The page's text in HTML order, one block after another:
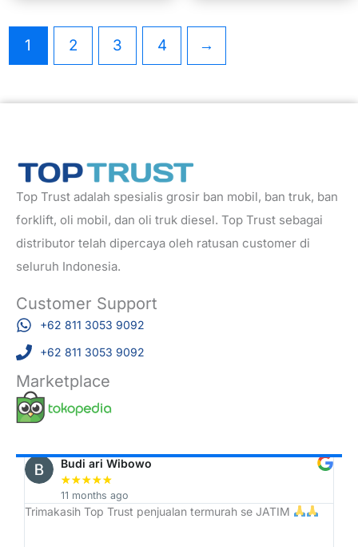
1 2 3 4 →
Top Trust adalah spesialis grosir ban mobil, ban truk, ban
forklift, oli mobil, dan oli truk diesel. Top Trust sebagai
distributor telah dipercaya oleh ratusan customer di
seluruh Indonesia.
Customer Support
+62 811 3053 9092
+62 811 3053 9092
Marketplace
Budi ari Wibowo
★★★★★
11 months ago
Trimakasih Top Trust penjualan termurah se JATIM